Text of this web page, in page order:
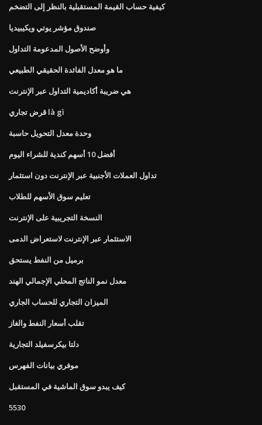
كيفية حساب القيمة المستقبلية بالنظر إلى التضخم
صندوق مؤشر يوتي ويكيبيديا
وأوضح الأصول المدعومة التداول
ما هو معدل الفائدة الحقيقي الطبيعي
هي ضريبة أكاديمية التداول عبر الإنترنت
قرض تجاري là gì
وحدة معدل التحويل حاسبة
أفضل 10 أسهم كندية للشراء اليوم
تداول العملات الأجنبية عبر الإنترنت دون استثمار
تعليم سوق الأسهم للطلاب
النسخة التجريبية على الإنترنت
الاستثمار عبر الإنترنت لاستعراض الدمى
برميل من النفط يستحق
معدل نمو الناتج المحلي الإجمالي الهند
الميزان التجاري للحساب الجاري
تقلب أسعار النفط والغاز
دلتا بيكرسفيلد التجارية
موفري بيانات الفهرس
كيف يبدو سوق الماشية في المستقبل
5530